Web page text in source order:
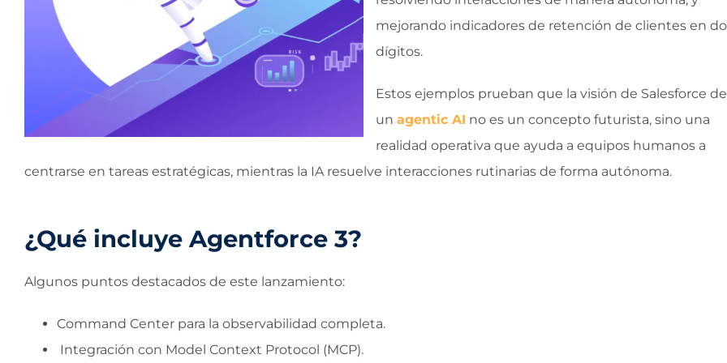
mejorando indicadores de retención de clientes en
dígitos.
Estos ejemplos prueban que la visión de Salesforce de
un agentic AI no es un concepto futurista, sino una
realidad operativa que ayuda a equipos humanos a
centrarse en tareas estratégicas, mientras la IA resuelve interacciones rutinarias de forma autónoma.
¿Qué incluye Agentforce 3?
Algunos puntos destacados de este lanzamiento:
Command Center para la observabilidad completa.
Integración con Model Context Protocol (MCP).